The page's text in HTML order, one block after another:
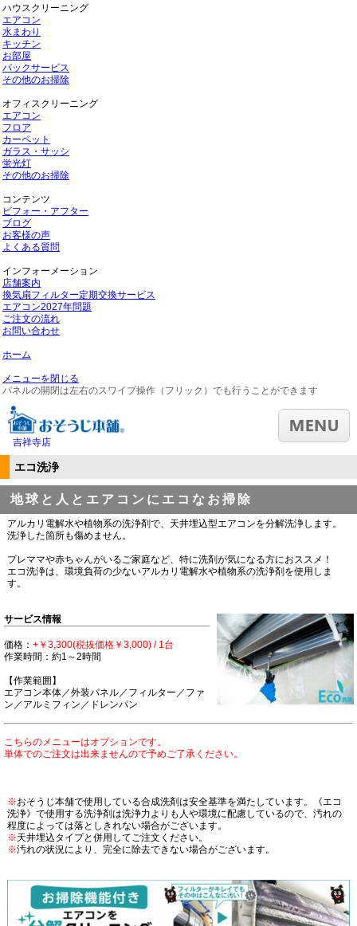
ハウスクリーニング
エアコン
水まわり
キッチン
お部屋
パックサービス
その他のお掃除
オフィスクリーニング
エアコン
フロア
カーペット
ガラス・サッシ
蛍光灯
その他のお掃除
コンテンツ
ビフォー・アフター
ブログ
お客様の声
よくある質問
インフォーメーション
店舗案内
換気扇フィルター定期交換サービス
エアコン2027年問題
ご注文の流れ
お問い合わせ
ホーム
メニューを閉じる
パネルの開閉は左右のスワイプ操作（フリック）でも行うことができます
吉祥寺店
エコ洗浄
地球と人とエアコンにエコなお掃除
アルカリ電解水や植物系の洗浄剤で、天井埋込型エアコンを分解洗浄します。
洗浄した箇所も傷めません。
プレママや赤ちゃんがいるご家庭など、特に洗剤が気になる方におススメ！
エコ洗浄は、環境負荷の少ないアルカリ電解水や植物系の洗浄剤を使用しま
す。
サービス情報
価格： +￥3,300(税抜価格￥3,000) / 1台
作業時間：約1～2時間
【作業範囲】
エアコン本体／外装パネル／フィルター／ファ
ン／アルミフィン／ドレンパン
こちらのメニューはオプションです。
単体でのご注文は出来ませんので予めご了承ください。
※おそうじ本舗で使用している合成洗剤は安全基準を満たしています。《エコ
洗浄》で使用する洗浄剤は洗浄力よりも人や環境に配慮しているので、汚れの
程度によっては落としきれない場合がございます。
※天井埋込タイプと併用してご注文ください。
※汚れの状況により、完全に除去できない場合がございます。